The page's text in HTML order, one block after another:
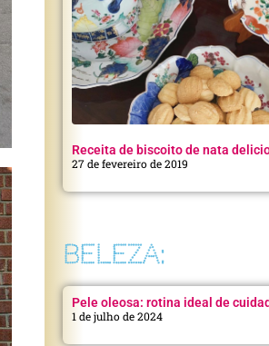
Receita de biscoito de nata
27 de fevereiro de 2019
BELEZA:
Pele oleosa: rotina ideal de
1 de julho de 2024